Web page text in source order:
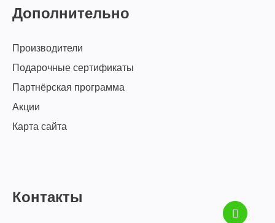
Дополнительно
Производители
Подарочные сертификаты
Партнёрская программа
Акции
Карта сайта
Контакты